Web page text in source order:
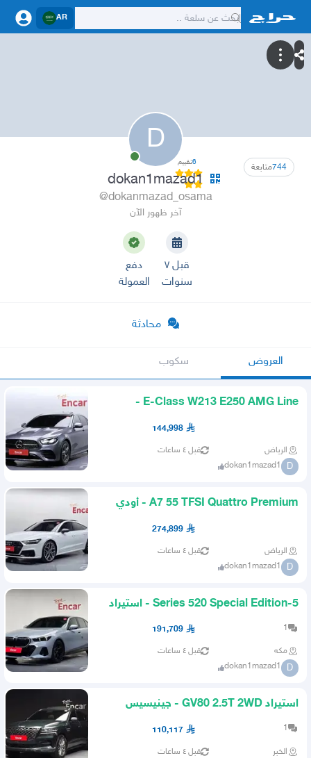
AR
D
744متابعة 6تقييم
dokan1mazad1
@dokanmazad_osama
آخر ظهور الآن
قبل ٧
سنوات
دفع
العمولة
محادثة
العروض سكوب
E-Class W213 E250 AMG Line -
144,998
الرياض قبل ٤ ساعات
D
dokan1mazad1
A7 55 TFSI Quattro Premium - أودي
274,899
الرياض قبل ٤ ساعات
D
dokan1mazad1
5-Series 520 Special Edition - استيراد
1
191,709
مكه قبل ٤ ساعات
D
dokan1mazad1
استيراد GV80 2.5T 2WD - جينيسيس
1
110,117
الخبر قبل ٤ ساعات